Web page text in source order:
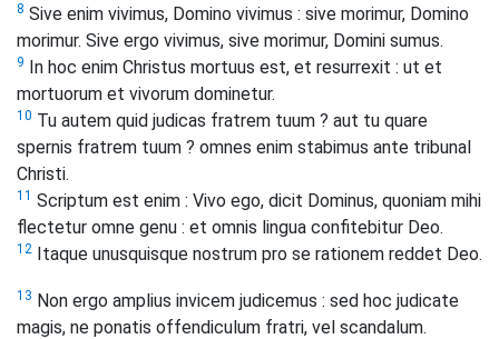
8 Sive enim vivimus, Domino vivimus : sive morimur, Domino
morimur. Sive ergo vivimus, sive morimur, Domini sumus.
9
In hoc enim Christus mortuus est, et resurrexit : ut et
mortuorum et vivorum dominetur.
10 Tu autem quid judicas fratrem tuum ? aut tu quare
spernis fratrem tuum ? omnes enim stabimus ante tribunal
Christi.
11 Scriptum est enim : Vivo ego, dicit Dominus, quoniam mihi
flectetur omne genu : et omnis lingua confitebitur Deo.
12 Itaque unusquisque nostrum pro se rationem reddet Deo.
13 Non ergo amplius invicem judicemus : sed hoc judicate
magis, ne ponatis offendiculum fratri, vel scandalum.